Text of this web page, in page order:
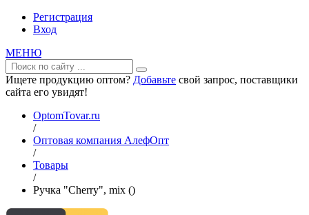
Регистрация
Вход
МЕНЮ
Ищете продукцию оптом? Добавьте свой запрос, поставщики
сайта его увидят!
OptomTovar.ru
/
Оптовая компания АлефОпт
/
Товары
/
Ручка "Cherry", mix ()